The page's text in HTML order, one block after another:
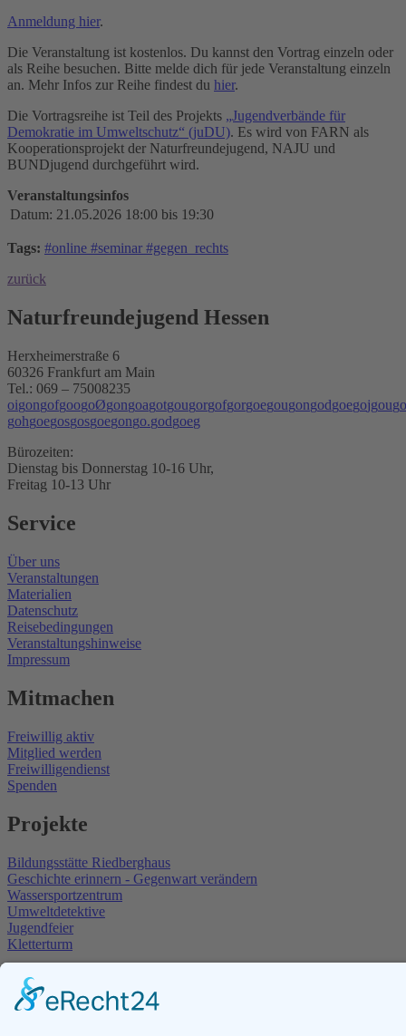
Anmeldung hier.
Die Veranstaltung ist kostenlos. Du kannst den Vortrag einzeln oder
als Reihe besuchen. Bitte melde dich für jede Veranstaltung einzeln
an. Mehr Infos zur Reihe findest du hier.
Die Vortragsreihe ist Teil des Projekts „Jugendverbände für
Demokratie im Umweltschutz“ (juDU). Es wird von FARN als
Kooperationsprojekt der Naturfreundejugend, NAJU und
BUNDjugend durchgeführt wird.
Veranstaltungsinfos
Datum: 21.05.2026 18:00 bis 19:30
Tags: #online #seminar #gegen_rechts
zurück
Naturfreundejugend Hessen
Herxheimerstraße 6
60326 Frankfurt am Main
Tel.: 069 – 75008235
oigongofgoogoØgongoagotgougorgofgorgoegougongodgoegojgougo
gohgoegosgosgoegongo.godgoeg
Bürozeiten:
Dienstag bis Donnerstag 10-16 Uhr,
Freitag 10-13 Uhr
Service
Über uns
Veranstaltungen
Materialien
Datenschutz
Reisebedingungen
Veranstaltungshinweise
Impressum
Mitmachen
Freiwillig aktiv
Mitglied werden
Freiwilligendienst
Spenden
Projekte
Bildungsstätte Riedberghaus
Geschichte erinnern - Gegenwart verändern
Wassersportzentrum
Umweltdetektive
Jugendfeier
Kletterturm